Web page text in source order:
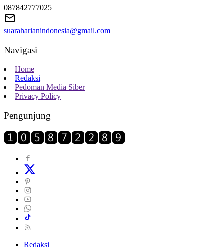
087842777025
suaraharianindonesia@gmail.com
Navigasi
Home
Redaksi
Pedoman Media Siber
Privacy Policy
Pengunjung
Redaksi